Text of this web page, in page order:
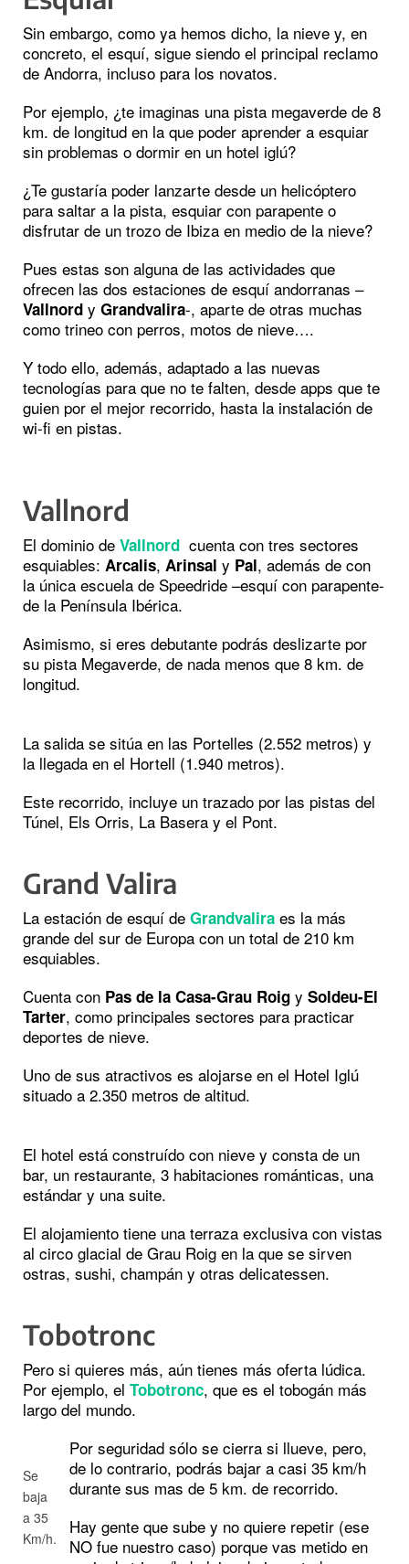
Sin embargo, como ya hemos dicho, la nieve y, en
concreto, el esquí, sigue siendo el principal reclamo
de Andorra, incluso para los novatos.
Por ejemplo, ¿te imaginas una pista megaverde de 8
km. de longitud en la que poder aprender a esquiar
sin problemas o dormir en un hotel iglú?
¿Te gustaría poder lanzarte desde un helicóptero
para saltar a la pista, esquiar con parapente o
disfrutar de un trozo de Ibiza en medio de la nieve?
Pues estas son alguna de las actividades que
ofrecen las dos estaciones de esquí andorranas –
Vallnord y Grandvalira-, aparte de otras muchas
como trineo con perros, motos de nieve….
Y todo ello, además, adaptado a las nuevas
tecnologías para que no te falten, desde apps que te
guien por el mejor recorrido, hasta la instalación de
wi-fi en pistas.
Vallnord
El dominio de Vallnord cuenta con tres sectores
esquiables: Arcalis, Arinsal y Pal, además de con
la única escuela de Speedride –esquí con parapente-
de la Península Ibérica.
Asimismo, si eres debutante podrás deslizarte por
su pista Megaverde, de nada menos que 8 km. de
longitud.
La salida se sitúa en las Portelles (2.552 metros) y
la llegada en el Hortell (1.940 metros).
Este recorrido, incluye un trazado por las pistas del
Túnel, Els Orris, La Basera y el Pont.
Grand Valira
La estación de esquí de Grandvalira es la más
grande del sur de Europa con un total de 210 km
esquiables.
Cuenta con Pas de la Casa-Grau Roig y Soldeu-El
Tarter, como principales sectores para practicar
deportes de nieve.
Uno de sus atractivos es alojarse en el Hotel Iglú
situado a 2.350 metros de altitud.
El hotel está construído con nieve y consta de un
bar, un restaurante, 3 habitaciones románticas, una
estándar y una suite.
El alojamiento tiene una terraza exclusiva con vistas
al circo glacial de Grau Roig en la que se sirven
ostras, sushi, champán y otras delicatessen.
Tobotronc
Pero si quieres más, aún tienes más oferta lúdica.
Por ejemplo, el Tobotronc, que es el tobogán más
largo del mundo.
Se
baja
a 35
Km/h.
Por seguridad sólo se cierra si llueve, pero,
de lo contrario, podrás bajar a casi 35 km/h
durante sus mas de 5 km. de recorrido.
Hay gente que sube y no quiere repetir (ese
NO fue nuestro caso) porque vas metido en